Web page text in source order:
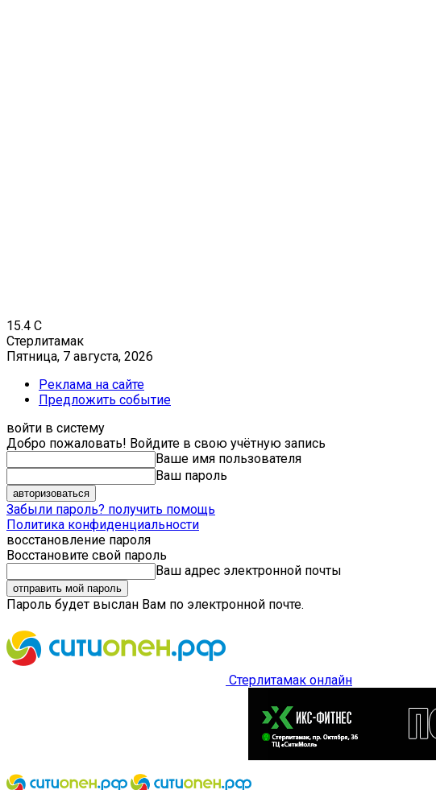
15.4 C
Стерлитамак
Пятница, 7 августа, 2026
Реклама на сайте
Предложить событие
войти в систему
Добро пожаловать! Войдите в свою учётную запись
Ваше имя пользователя
Ваш пароль
Забыли пароль? получить помощь
Политика конфиденциальности
восстановление пароля
Восстановите свой пароль
Ваш адрес электронной почты
Пароль будет выслан Вам по электронной почте.
Стерлитамак онлайн